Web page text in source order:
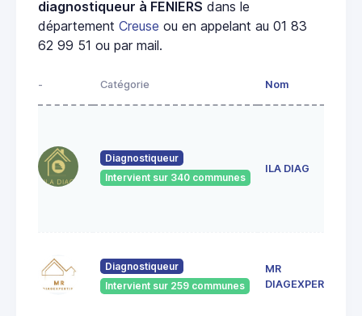
diagnostiqueur à FENIERS dans le
département Creuse ou en appelant au 01 83
62 99 51 ou par mail.
- Catégorie Nom
Diagnostiqueur
Intervient sur 340 communes
ILA DIAG
Diagnostiqueur
Intervient sur 259 communes
MR
DIAGEXPERTISE